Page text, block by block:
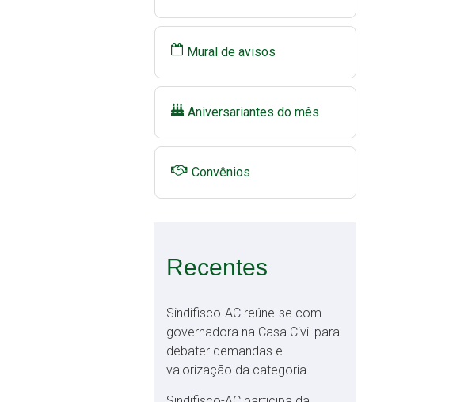
Mural de avisos
Aniversariantes do mês
Convênios
Recentes
Sindifisco-AC reúne-se com
governadora na Casa Civil para
debater demandas e
valorização da categoria